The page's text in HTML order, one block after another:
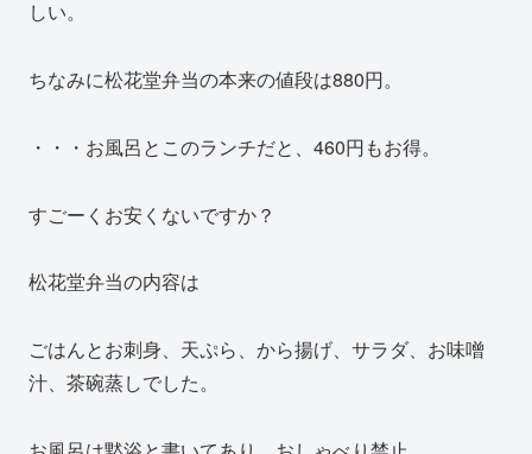
しい。
ちなみに松花堂弁当の本来の値段は880円。
・・・お風呂とこのランチだと、460円もお得。
すごーくお安くないですか？
松花堂弁当の内容は
ごはんとお刺身、天ぷら、から揚げ、サラダ、お味噌
汁、茶碗蒸しでした。